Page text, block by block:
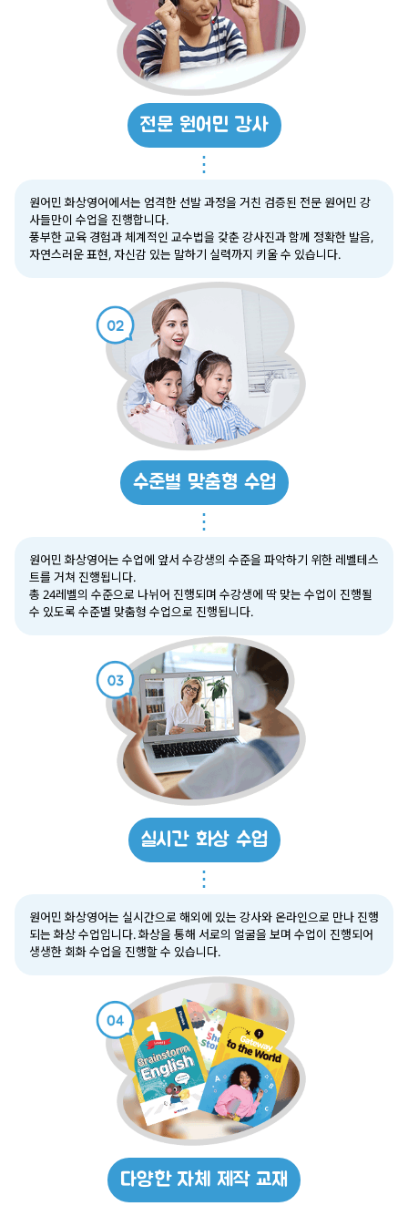
전문 원어민 강사
⋮
원어민 화상영어에서는 엄격한 선발 과정을 거친 검증된 전문 원어민 강
사들만이 수업을 진행합니다.
풍부한 교육 경험과 체계적인 교수법을 갖춘 강사진과 함께 정확한 발음,
자연스러운 표현, 자신감 있는 말하기 실력까지 키울 수 있습니다.
수준별 맞춤형 수업
⋮
원어민 화상영어는 수업에 앞서 수강생의 수준을 파악하기 위한 레벨테스
트를 거쳐 진행됩니다.
총 24레벨의 수준으로 나뉘어 진행되며 수강생에 딱 맞는 수업이 진행될
수 있도록 수준별 맞춤형 수업으로 진행됩니다.
실시간 화상 수업
⋮
원어민 화상영어는 실시간으로 해외에 있는 강사와 온라인으로 만나 진행
되는 화상 수업입니다. 화상을 통해 서로의 얼굴을 보며 수업이 진행되어
생생한 회화 수업을 진행할 수 있습니다.
다양한 자체 제작 교재